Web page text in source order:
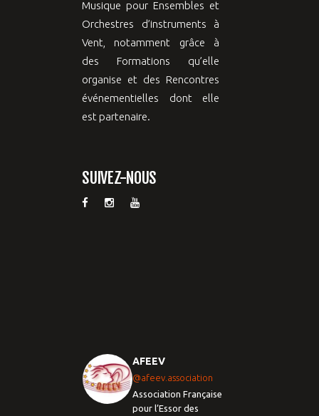
Musique pour Ensembles et
Orchestres d’instruments à
Vent, notamment grâce à
des Formations qu’elle
organise et des Rencontres
événementielles dont elle
est partenaire.
SUIVEZ-NOUS
AFEEV
@afeev.association
Association Française
pour l’Essor des